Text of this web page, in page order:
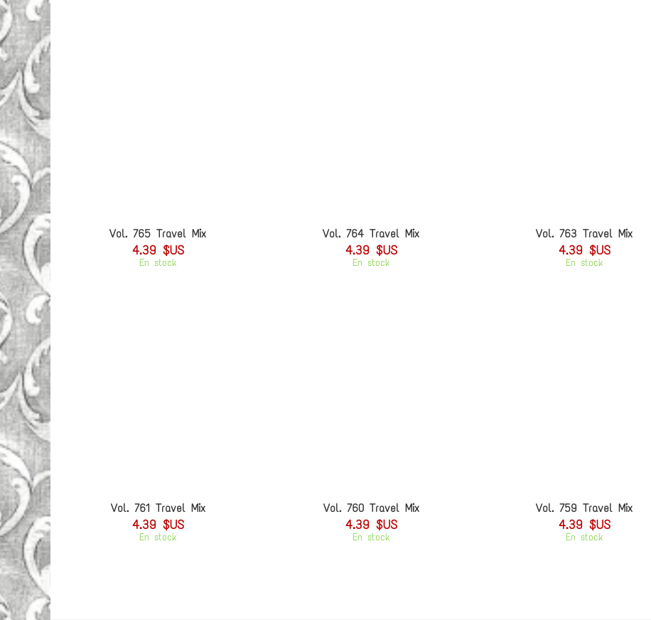
Vol. 765 Travel Mix
4.39 $US
En stock
Vol. 764 Travel Mix
4.39 $US
En stock
Vol. 763 Travel Mix
4.39 $US
En stock
Vol. 761 Travel Mix
4.39 $US
En stock
Vol. 760 Travel Mix
4.39 $US
En stock
Vol. 759 Travel Mix
4.39 $US
En stock